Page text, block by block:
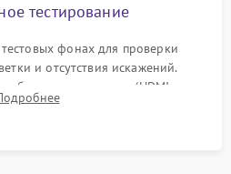
тестирование
фонах для проверки
и отсутствия искажений.
всех портов (HDMI,
управления под нагрузкой в